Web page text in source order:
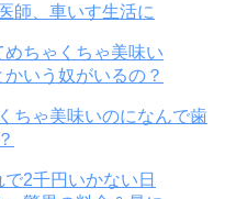
師、車いす生活に
ちゃ美味いのになんで歯